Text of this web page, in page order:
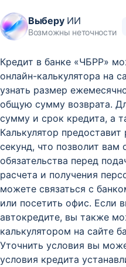
ВыберуИИ
Возможны неточности
Кредит в банке «ЧБРР»
онлайн-калькулятора на
узнать размер
общую сумму возврата.
сумму и срок кредита, а
Калькулятор предоставит
секунд, что позволит вам
обязательства перед
расчета и получения
можете связаться с
или посетить офис. Если
автокредите, вы также
калькулятором на сайте
Уточнить условия вы
условия кредита